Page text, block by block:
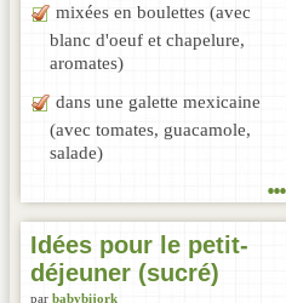
mixées en boulettes (avec
blanc d'oeuf et chapelure,
aromates)
dans une galette mexicaine
(avec tomates, guacamole,
salade)
...
Idées pour le petit-
déjeuner (sucré)
par babybijork